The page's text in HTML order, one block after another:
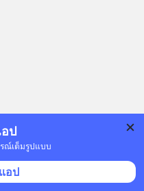
ป
ณ์เต็มรูปแบบ
อป